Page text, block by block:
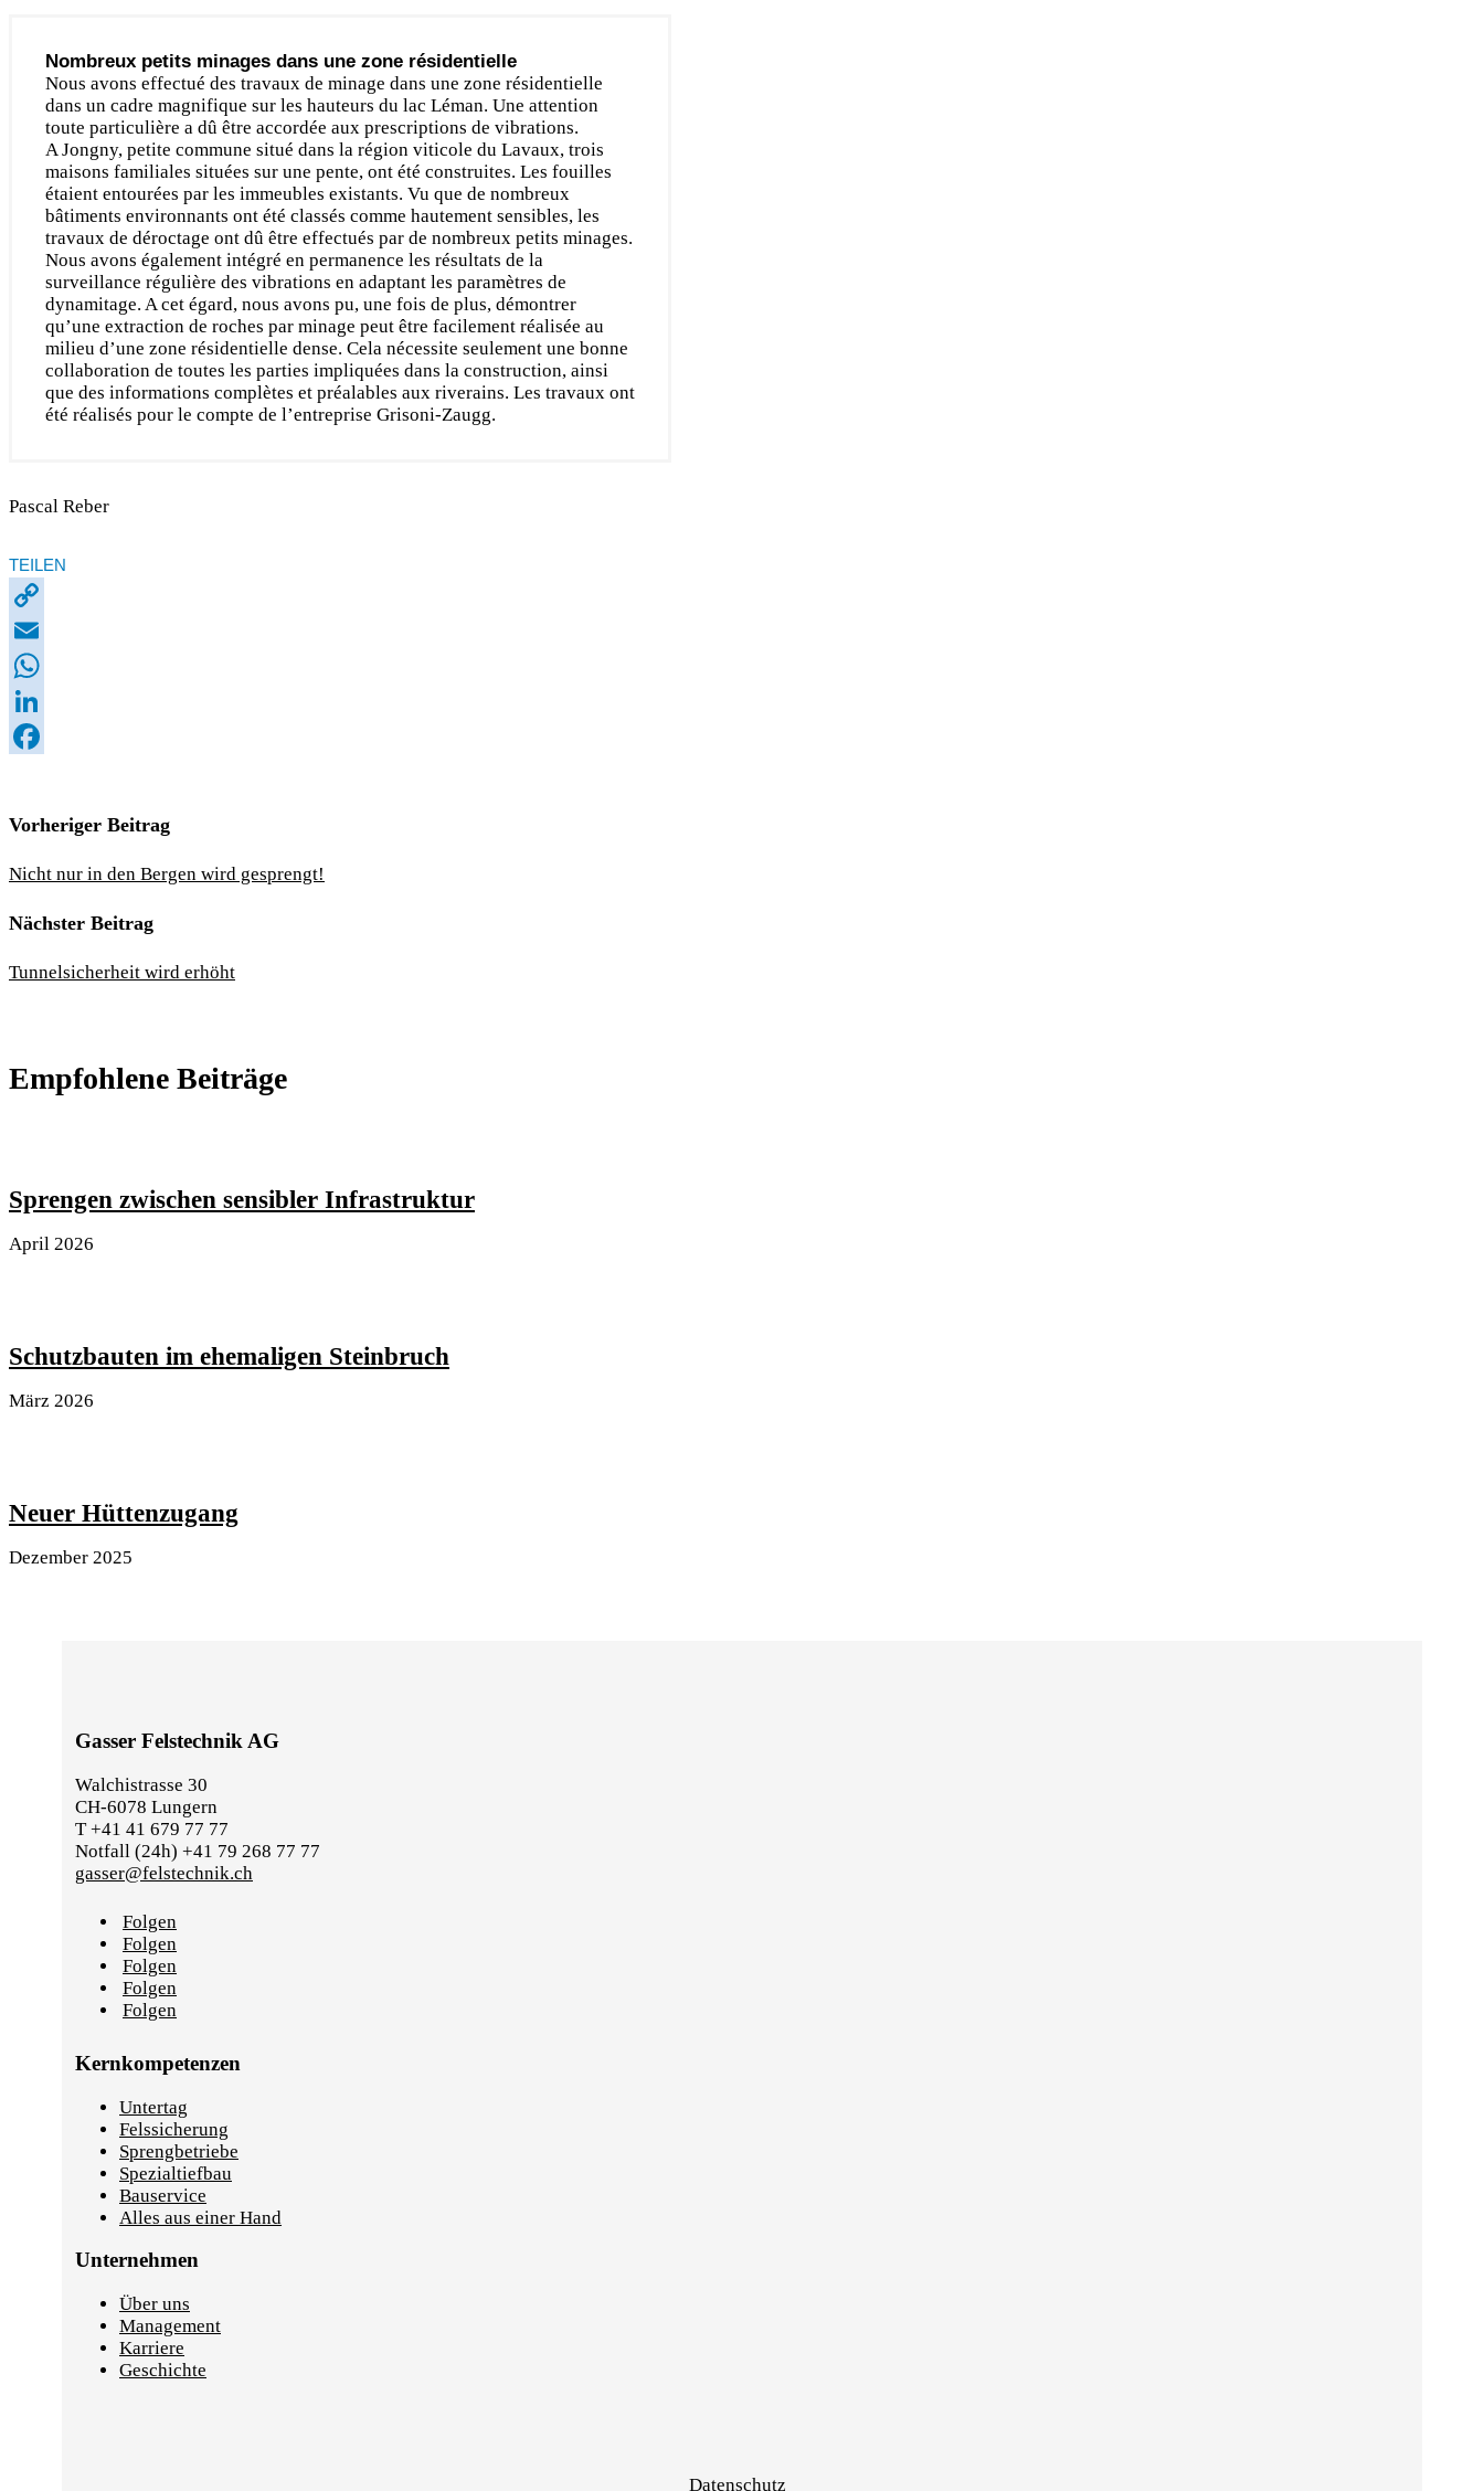
Nombreux petits minages dans une zone résidentielle
Nous avons effectué des travaux de minage dans une zone résidentielle
dans un cadre magnifique sur les hauteurs du lac Léman. Une attention
toute particulière a dû être accordée aux prescriptions de vibrations.
A Jongny, petite commune situé dans la région viticole du Lavaux, trois
maisons familiales situées sur une pente, ont été construites. Les fouilles
étaient entourées par les immeubles existants. Vu que de nombreux
bâtiments environnants ont été classés comme hautement sensibles, les
travaux de déroctage ont dû être effectués par de nombreux petits minages.
Nous avons également intégré en permanence les résultats de la
surveillance régulière des vibrations en adaptant les paramètres de
dynamitage. A cet égard, nous avons pu, une fois de plus, démontrer
qu’une extraction de roches par minage peut être facilement réalisée au
milieu d’une zone résidentielle dense. Cela nécessite seulement une bonne
collaboration de toutes les parties impliquées dans la construction, ainsi
que des informations complètes et préalables aux riverains. Les travaux ont
été réalisés pour le compte de l’entreprise Grisoni-Zaugg.
Pascal Reber
TEILEN
Copy
Link
Email
WhatsApp
LinkedIn
Vorheriger Beitrag
Nicht nur in den Bergen wird gesprengt!
Nächster Beitrag
Tunnelsicherheit wird erhöht
Empfohlene Beiträge
Sprengen zwischen sensibler Infrastruktur
April 2026
Schutzbauten im ehemaligen Steinbruch
März 2026
Neuer Hüttenzugang
Dezember 2025
Gasser Felstechnik AG
Walchistrasse 30
CH-6078 Lungern
T +41 41 679 77 77
Notfall (24h) +41 79 268 77 77
gasser@felstechnik.ch
Folgen
Folgen
Folgen
Folgen
Folgen
Kernkompetenzen
Untertag
Felssicherung
Sprengbetriebe
Spezialtiefbau
Bauservice
Alles aus einer Hand
Unternehmen
Über uns
Management
Karriere
Geschichte
Datenschutz